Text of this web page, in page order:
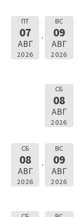
ПТ
07
АВГ
2026
ВС
09
АВГ
2026
СБ
08
АВГ
2026
СБ
08
АВГ
2026
ВС
09
АВГ
2026